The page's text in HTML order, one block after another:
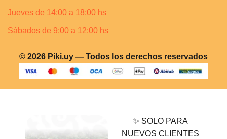
Jueves de 14:00 a 18:00 hs
Sábados de 9:00 a 12:00 hs
© 2026 Piki.uy — Todos los derechos reservados
✨ SOLO PARA
NUEVOS CLIENTES